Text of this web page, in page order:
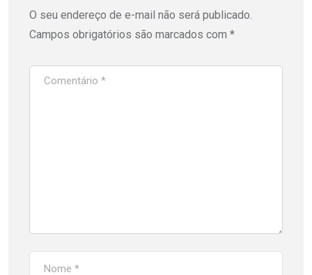
O seu endereço de e-mail não será publicado.
Campos obrigatórios são marcados com *